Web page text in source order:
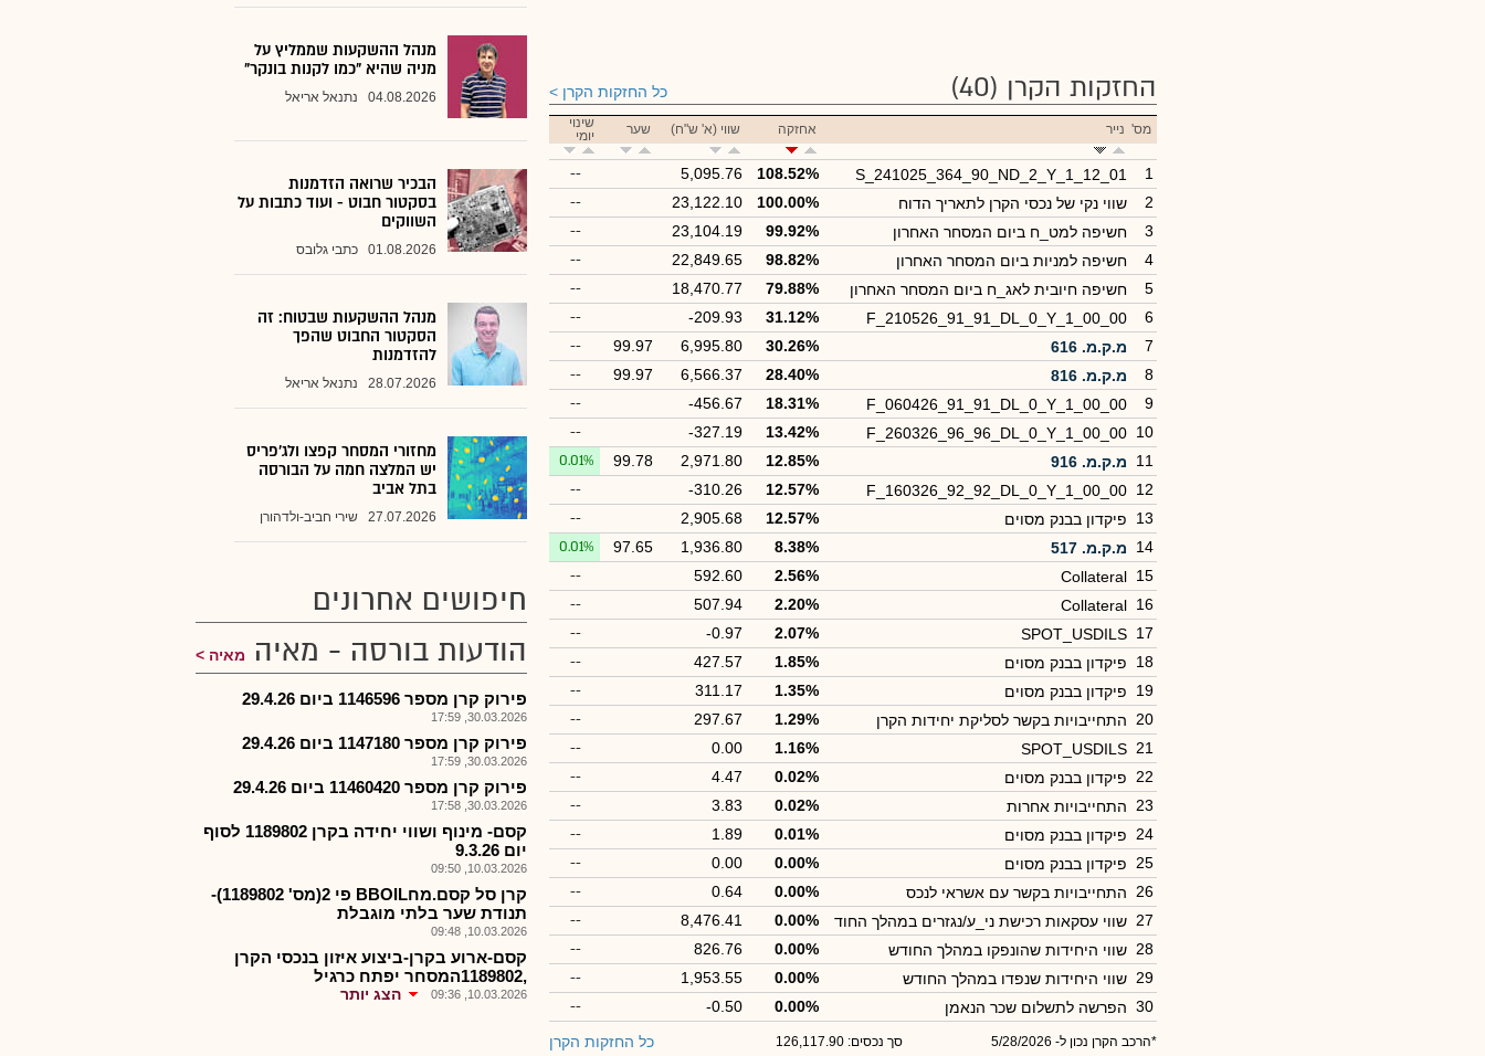
החזקות הקרן (40) כל החזקות הקרן
מס' נייר אחזקה שווי (א' ש"ח) שער
שינוי
יומי
1
S_241025_364_90_ND_2_Y_1_12_01
108.52%
5,095.76
--
2
שווי נקי של נכסי הקרן לתאריך הדוח 100.00%
23,122.10
--
3
חשיפה למט_ח ביום המסחר האחרון 99.92%
23,104.19
--
4
חשיפה למניות ביום המסחר האחרון 98.82%
22,849.65
--
5
חשיפה חיובית לאג_ח ביום המסחר האחרון 79.88%
18,470.77
--
6
F_210526_91_91_DL_0_Y_1_00_00
31.12%
-209.93
--
7
מ.ק.מ. 616 30.26%
6,995.80
99.97
--
8
מ.ק.מ. 816 28.40%
6,566.37
99.97
--
9
F_060426_91_91_DL_0_Y_1_00_00
18.31%
-456.67
--
10
F_260326_96_96_DL_0_Y_1_00_00
13.42%
-327.19
--
11
מ.ק.מ. 916 12.85%
2,971.80
99.78
0.01%
12
F_160326_92_92_DL_0_Y_1_00_00
12.57%
-310.26
--
13
פיקדון בבנק מסוים 12.57%
2,905.68
--
14
מ.ק.מ. 517 8.38%
1,936.80
97.65
0.01%
15
Collateral
2.56%
592.60
--
16
Collateral
2.20%
507.94
--
17
SPOT_USDILS
2.07%
-0.97
--
18
פיקדון בבנק מסוים 1.85%
427.57
--
19
פיקדון בבנק מסוים 1.35%
311.17
--
20
התחייבויות בקשר לסליקת יחידות הקרן 1.29%
297.67
--
21
SPOT_USDILS
1.16%
0.00
--
22
פיקדון בבנק מסוים 0.02%
4.47
--
23
התחייבויות אחרות 0.02%
3.83
--
24
פיקדון בבנק מסוים 0.01%
1.89
--
25
פיקדון בבנק מסוים 0.00%
0.00
--
26
התחייבויות בקשר עם אשראי לנכס 0.00%
0.64
--
27 שווי עסקאות רכישת ני_ע/נגזרים במהלך החוד 0.00%
8,476.41
--
28 שווי היחידות שהונפקו במהלך החודש 0.00%
826.76
--
29 שווי היחידות שנפדו במהלך החודש 0.00%
1,953.55
--
30 הפרשה לתשלום שכר הנאמן 0.00%
-0.50
--
*הרכב הקרן נכון ל- 5/28/2026 סך נכסים: 126,117.90 כל החזקות הקרן
מנהל ההשקעות שממליץ על
מניה שהיא "כמו לקנות בונקר"
04.08.2026 נתנאל אריאל
הבכיר שרואה הזדמנות
בסקטור חבוט - ועוד כתבות על
השווקים
01.08.2026 כתבי גלובס
מנהל ההשקעות שבטוח: זה
הסקטור החבוט שהפך
להזדמנות
28.07.2026 נתנאל אריאל
מחזורי המסחר קפצו ולג'פריס
יש המלצה חמה על הבורסה
בתל אביב
27.07.2026 שירי חביב-ולדהורן
חיפושים אחרונים
הודעות בורסה - מאיה
מאיה
פירוק קרן מספר 1146596 ביום 29.4.26
30.03.2026, 17:59
פירוק קרן מספר 1147180 ביום 29.4.26
30.03.2026, 17:59
פירוק קרן מספר 11460420 ביום 29.4.26
30.03.2026, 17:58
קסם- מינוף ושווי יחידה בקרן 1189802 לסוף
יום 9.3.26
10.03.2026, 09:50
קרן סל קסם.מחBBOIL פי 2(מס' 1189802)-
תנודת שער בלתי מוגבלת
10.03.2026, 09:48
קסם-ארוע בקרן-ביצוע איזון בנכסי הקרן
,1189802המסחר יפתח כרגיל
10.03.2026, 09:36 הצג יותר